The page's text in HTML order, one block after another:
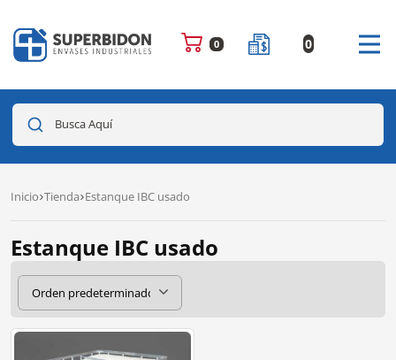
0 0
Busca Aquí
Inicio Tienda Estanque IBC usado
Estanque IBC usado